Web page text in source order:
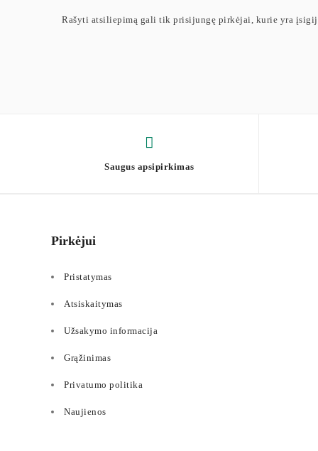
Rašyti atsiliepimą gali tik prisijungę pirkėjai, kurie yra
Saugus apsipirkimas
Pirkėjui
Pristatymas
Atsiskaitymas
Užsakymo informacija
Grąžinimas
Privatumo politika
Naujienos